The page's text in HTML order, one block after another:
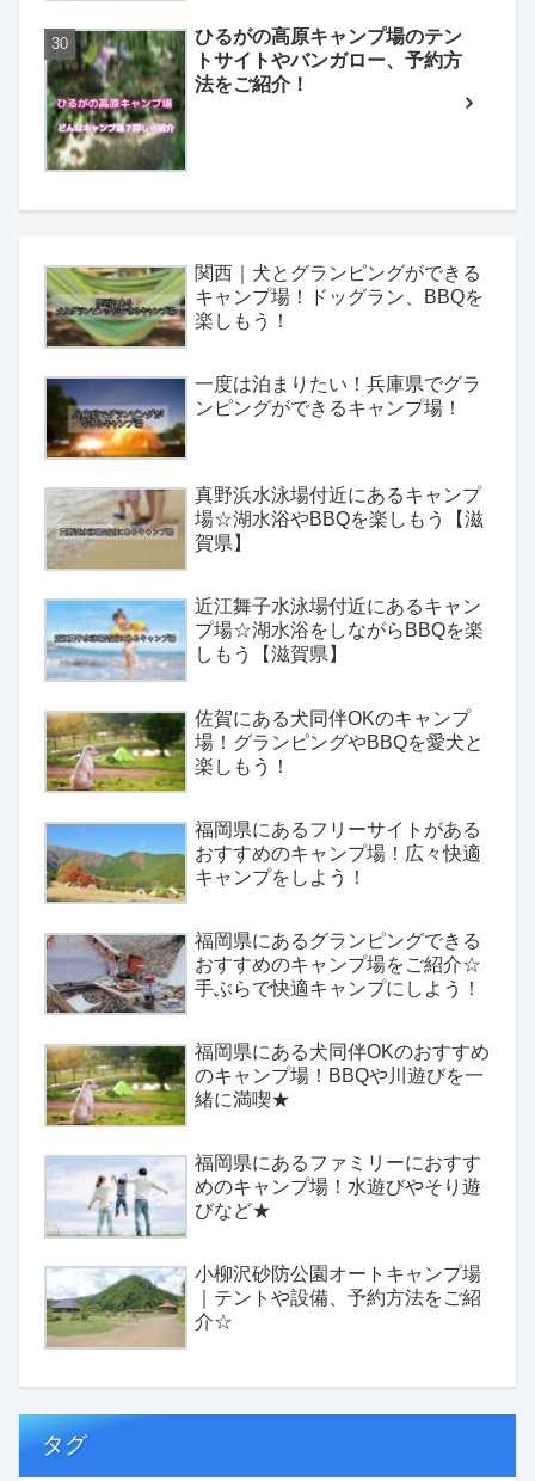
ひるがの高原キャンプ場のテン
トサイトやバンガロー、予約方
法をご紹介！
関西｜犬とグランピングができる
キャンプ場！ドッグラン、BBQを
楽しもう！
一度は泊まりたい！兵庫県でグラ
ンピングができるキャンプ場！
真野浜水泳場付近にあるキャンプ
場☆湖水浴やBBQを楽しもう【滋
賀県】
近江舞子水泳場付近にあるキャン
プ場☆湖水浴をしながらBBQを楽
しもう【滋賀県】
佐賀にある犬同伴OKのキャンプ
場！グランピングやBBQを愛犬と
楽しもう！
福岡県にあるフリーサイトがある
おすすめのキャンプ場！広々快適
キャンプをしよう！
福岡県にあるグランピングできる
おすすめのキャンプ場をご紹介☆
手ぶらで快適キャンプにしよう！
福岡県にある犬同伴OKのおすすめ
のキャンプ場！BBQや川遊びを一
緒に満喫★
福岡県にあるファミリーにおすす
めのキャンプ場！水遊びやそり遊
びなど★
小柳沢砂防公園オートキャンプ場
｜テントや設備、予約方法をご紹
介☆
タグ